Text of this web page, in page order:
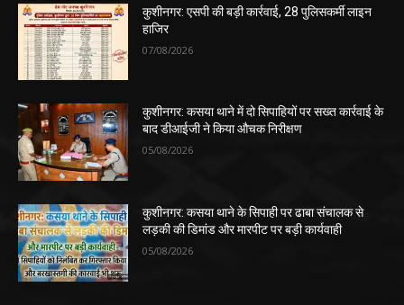
कुशीनगर: एसपी की बड़ी कार्रवाई, 28 पुलिसकर्मी लाइन
हाजिर
07/08/2026
कुशीनगर: कसया थाने में दो सिपाहियों पर सख्त कार्रवाई के
बाद डीआईजी ने किया औचक निरीक्षण
05/08/2026
कुशीनगर: कसया थाने के सिपाही पर ढाबा संचालक से
लड़की की डिमांड और मारपीट पर बड़ी कार्यवाही
05/08/2026